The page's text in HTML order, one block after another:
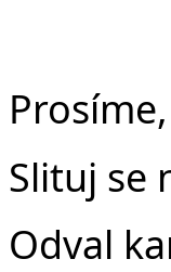
Slituj se
Odval